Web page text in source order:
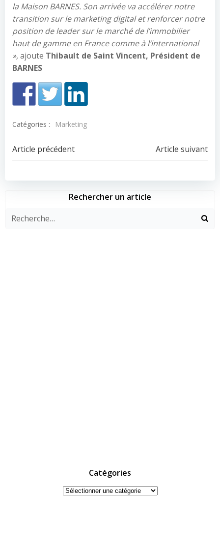
la Maison BARNES. Son arrivée va accélérer notre
transition sur le marketing digital et renforcer notre
position de leader sur le marché de l’immobilier
haut de gamme en France comme à l’international
»,ajoute Thibault de Saint Vincent, Président de
BARNES
Catégories : Marketing
Navigation
de
l’article
Article précédent
Navigation
de
l’article
Article suivant
Rechercher un article
Catégories
Catégories